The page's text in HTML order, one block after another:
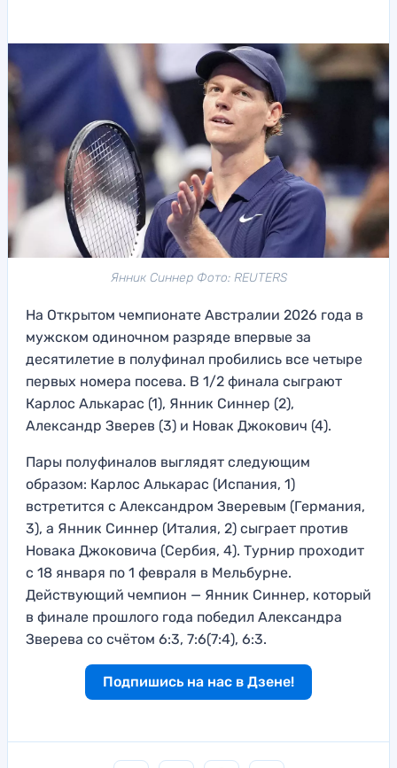
Янник Синнер Фото: REUTERS
На Открытом чемпионате Австралии 2026 года в
мужском одиночном разряде впервые за
десятилетие в полуфинал пробились все четыре
первых номера посева. В 1/2 финала сыграют
Карлос Алькарас (1), Янник Синнер (2),
Александр Зверев (3) и Новак Джокович (4).
Пары полуфиналов выглядят следующим
образом: Карлос Алькарас (Испания, 1)
встретится с Александром Зверевым (Германия,
3), а Янник Синнер (Италия, 2) сыграет против
Новака Джоковича (Сербия, 4). Турнир проходит
с 18 января по 1 февраля в Мельбурне.
Действующий чемпион — Янник Синнер, который
в финале прошлого года победил Александра
Зверева со счётом 6:3, 7:6(7:4), 6:3.
Подпишись на нас в Дзене!